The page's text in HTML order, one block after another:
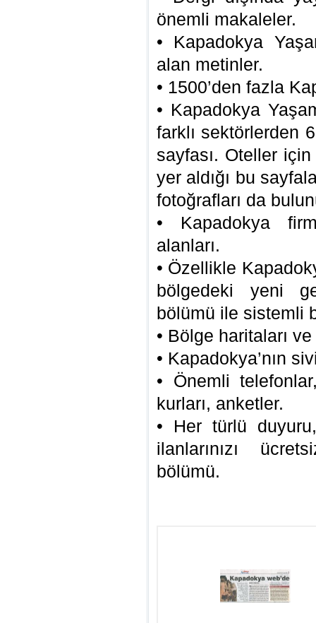
önemli makaleler.
• Kapadokya
alan metinler.
• 1500’den fazla
• Kapadokya
farklı sektörlerden
sayfası. Oteller
yer aldığı bu
fotoğrafları da
• Kapadokya
alanları.
• Özellikle
bölgedeki yeni
bölümü ile sistemli
• Bölge haritaları
• Kapadokya’nın
• Önemli
kurları, anketler.
• Her türlü
ilanlarınızı
bölümü.